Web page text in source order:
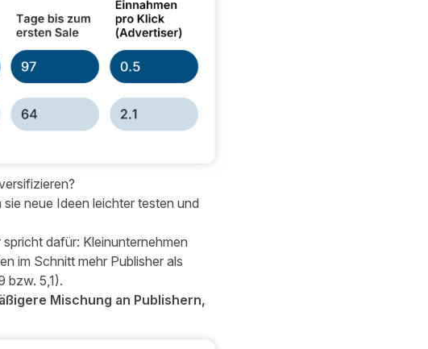
neue Ideen leichter testen und
spricht dafür: Kleinunternehmen
im Schnitt mehr Publisher als
bzw. 5,1).
Mischung an Publishern,